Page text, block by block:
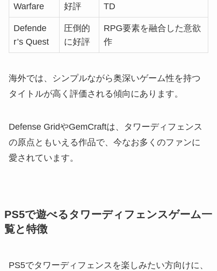
Warfare
好評
TD
Defende
r’s Quest
圧倒的
に好評
RPG要素を融合した意欲
作
海外では、シンプルながら奥深いゲーム性を持つ
タイトルが高く評価される傾向にあります。
Defense GridやGemCraftは、タワーディフェンス
の原点ともいえる作品で、今なお多くのファンに
愛されています。
PS5で遊べるタワーディフェンスゲーム一
覧と特徴
PS5でタワーディフェンスを楽しみたい方向けに、